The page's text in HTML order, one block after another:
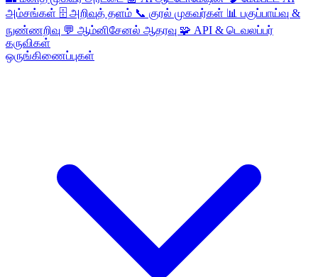
அம்சங்கள் 🗄️ அறிவுத் தளம் 📞 குரல் முகவர்கள் 📊 பகுப்பாய்வு &
நுண்ணறிவு 💬 ஆம்னிசேனல் ஆதரவு 🧩 API & டெவலப்பர்
கருவிகள்
ஒருங்கிணைப்புகள்